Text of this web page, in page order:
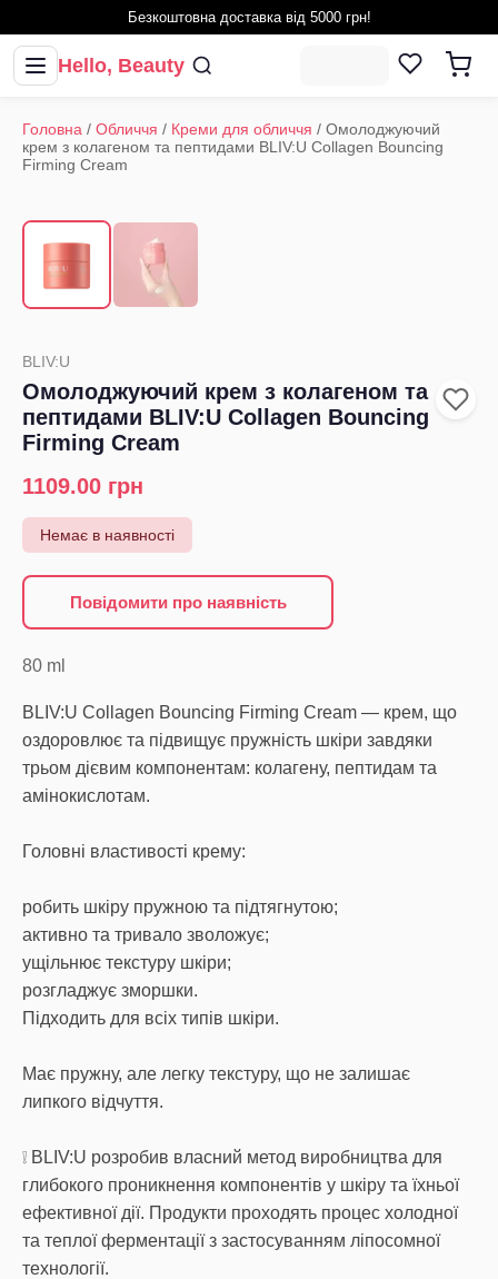
Безкоштовна доставка від 5000 грн!
Hello, Beauty
Головна / Обличчя / Креми для обличчя / Омолоджуючий
крем з колагеном та пептидами BLIV:U Collagen Bouncing
Firming Cream
BLIV:U
Омолоджуючий крем з колагеном та
пептидами BLIV:U Collagen Bouncing
Firming Cream
1109.00 грн
Немає в наявності
Повідомити про наявність
80 ml
BLIV:U Collagen Bouncing Firming Cream — крем, що
оздоровлює та підвищує пружність шкіри завдяки
трьом дієвим компонентам: колагену, пептидам та
амінокислотам.
Головні властивості крему:
робить шкіру пружною та підтягнутою;
активно та тривало зволожує;
ущільнює текстуру шкіри;
розгладжує зморшки.
Підходить для всіх типів шкіри.
Має пружну, але легку текстуру, що не залишає
липкого відчуття.
❕ BLIV:U розробив власний метод виробництва для
глибокого проникнення компонентів у шкіру та їхньої
ефективної дії. Продукти проходять процес холодної
та теплої ферментації з застосуванням ліпосомної
технології.